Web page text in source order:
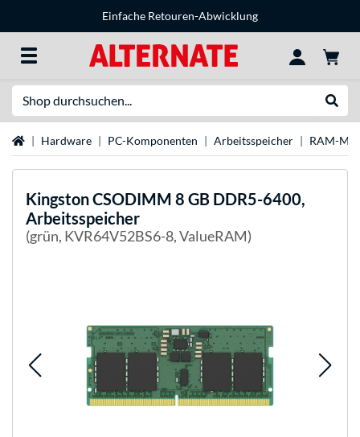
Einfache Retouren-Abwicklung
StartseiteHardware PC-Komponenten Arbeitsspeicher RAM-
KingstonCSODIMM 8 GB DDR5-6400,
Arbeitsspeicher
(grün, KVR64V52BS6-8, ValueRAM)